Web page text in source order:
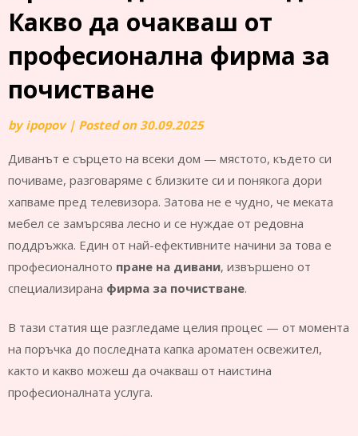
Какво да очакваш от
професионална фирма за
почистване
byipopov | Posted on 30.09.2025
Диванът е сърцето на всеки дом — мястото, където си
почиваме, разговаряме с близките си и понякога дори
хапваме пред телевизора. Затова не е чудно, че меката
мебел се замърсява лесно и се нуждае от редовна
поддръжка. Един от най-ефективните начини за това е
професионалното пране на дивани, извършено от
специализирана фирма за почистване.
В тази статия ще разгледаме целия процес — от момента
на поръчка до последната капка ароматен освежител,
както и какво можеш да очакваш от наистина
професионалната услуга.